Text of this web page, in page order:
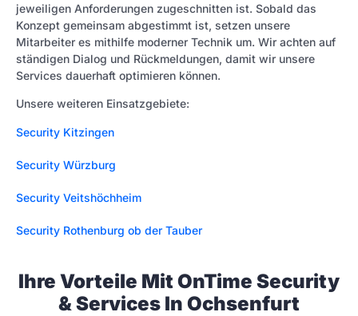
jeweiligen Anforderungen zugeschnitten ist. Sobald das
Konzept gemeinsam abgestimmt ist, setzen unsere
Mitarbeiter es mithilfe moderner Technik um. Wir achten auf
ständigen Dialog und Rückmeldungen, damit wir unsere
Services dauerhaft optimieren können.
Unsere weiteren Einsatzgebiete:
Security Kitzingen
Security Würzburg
Security Veitshöchheim
Security Rothenburg ob der Tauber
Ihre Vorteile Mit OnTime Security
& Services In Ochsenfurt